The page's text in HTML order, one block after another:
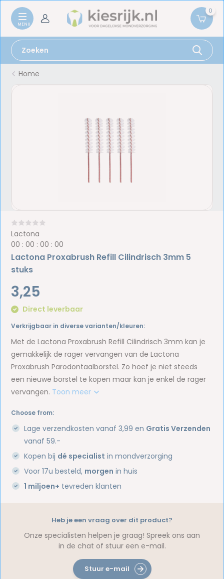
0
Home
Lactona
00 :00 :00 :00
Lactona Proxabrush Refill Cilindrisch 3mm 5
stuks
3,25
Direct leverbaar
Verkrijgbaar in diverse varianten/kleuren:
Met de Lactona Proxabrush Refill Cilindrisch 3mm kan je
gemakkelijk de rager vervangen van de Lactona
Proxabrush Parodontaalborstel. Zo hoef je niet steeds
een nieuwe borstel te kopen maar kan je enkel de rager
vervangen. Toon meer
Choose from:
Lage verzendkosten vanaf 3,99 en Gratis Verzenden
vanaf 59.-
Kopen bij dé specialist in mondverzorging
Voor 17u besteld, morgen in huis
1 miljoen+ tevreden klanten
Heb je een vraag over dit product?
Onze specialisten helpen je graag! Spreek ons aan
in de chat of stuur een e-mail.
Stuur e-mail